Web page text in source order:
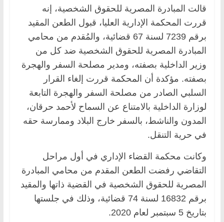
قالت المبادرة المصرية للحقوق الشخصية، إنه
قررت المحكمة الإدارية العليا، قبول الطعن المقيد
برقم 7239 لسنة 67 قضائية، والمُقدم من محامي
المبادرة المصرية للحقوق الشخصية ضد كل من
وزير الداخلية بصفته، ومدير مصلحة السفر والهجرة
بصفته. مؤكدة أن المحكمة قررت إلغاء القرار
السلبي الصادر من مصلحة السفر والهجرة التابعة
لوزارة الداخلية بالامتناع عن السماح لأحمد حرقان،
المدون والناشط، بالسفر خارج البلاد وممارسة حقه
في حرية التنقل.
وكانت محكمة القضاء الإداري في أول مراحل
التقاضي رفضت الطعن المقدم من محامي المبادرة
المصرية للحقوق الشخصية في القضية ذاتها والمقيد
برقم 16832 لسنة 74 قضائية، وذلك في جلستها
بتاريخ 5 سبتمبر لعام 2020.